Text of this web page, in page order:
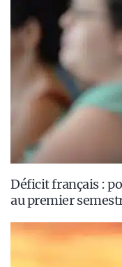
Déficit français :
au premier